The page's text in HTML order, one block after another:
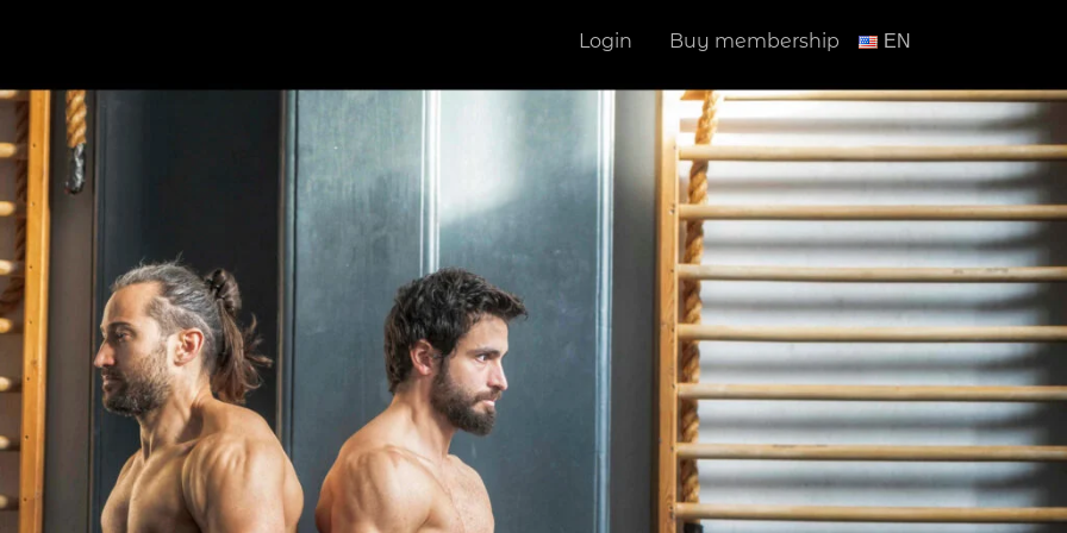
Login Buy membership ΕΝ